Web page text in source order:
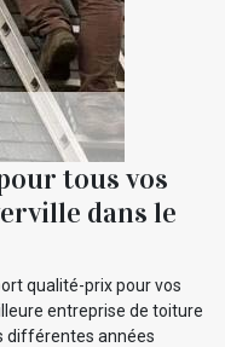
tous vos
dans le
qualité-prix pour vos
entreprise de toiture
différentes années